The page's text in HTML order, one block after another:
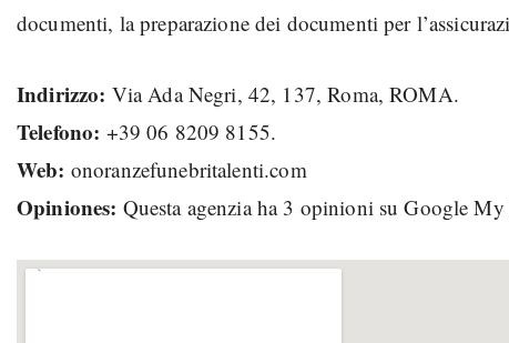
documenti, la preparazione dei documenti per
Indirizzo: Via Ada Negri, 42, 137, Roma, ROMA.
Telefono: +39 06 8209 8155.
Web: onoranzefunebritalenti.com
Opiniones: Questa agenzia ha 3 opinioni su Google My